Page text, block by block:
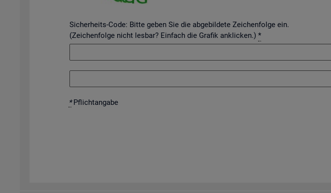
Sicherheits-Code: Bitte geben Sie die abgebildete Zeichenfolge ein.
(Zeichenfolge nicht lesbar? Einfach die Grafik anklicken.) *
*Pflicht­an­ga­be